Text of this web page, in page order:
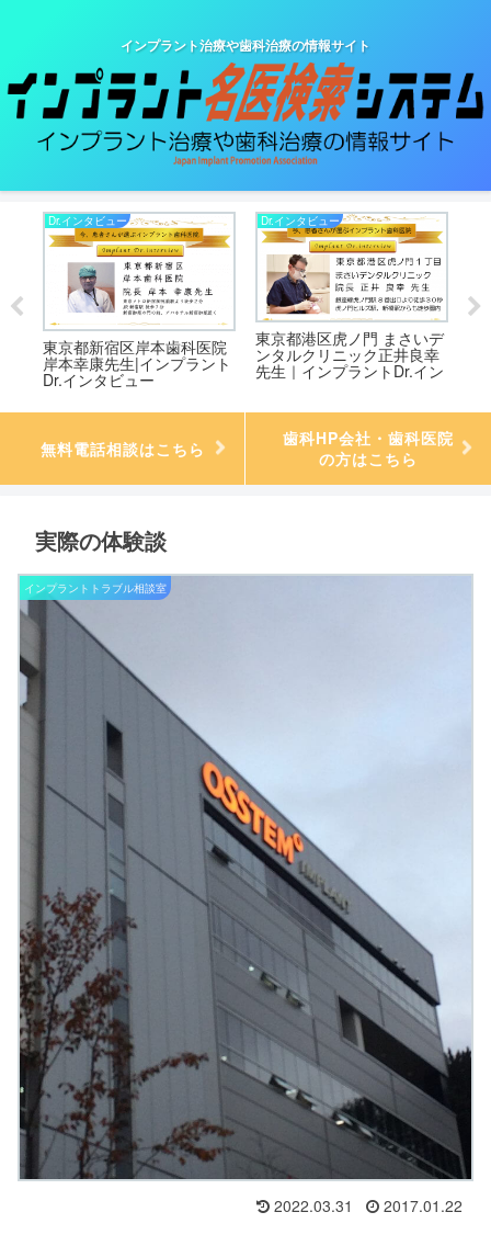
インプラント治療や歯科治療の情報サイト
Dr.インタビュー
東京都新宿区岸本歯科医院
岸本幸康先生|インプラント
Dr.インタビュー
Dr.インタビュー
東京都港区虎ノ門 まさいデ
ンタルクリニック正井良幸
先生｜インプラントDr.イン
無料電話相談はこちら
歯科HP会社・歯科医院
の方はこちら
実際の体験談
インプラントトラブル相談室
2022.03.31 2017.01.22